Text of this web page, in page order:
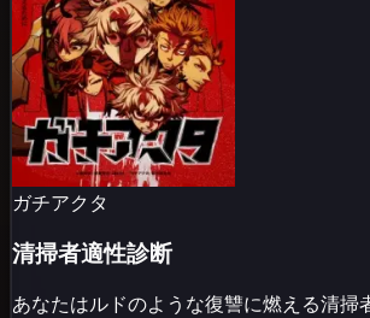
ガチアクタ
清掃者適性診断
あなたはルドのような復讐に燃える清掃